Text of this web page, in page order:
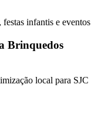
infantis e eventos
Brinquedos
local para SJC